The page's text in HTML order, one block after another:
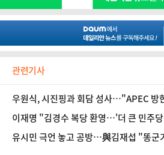
관련기사
우원식, 시진핑과 회담 성사…"APEC 방
이재명 "김경수 복당 환영…'더 큰 민주
유시민 극언 놓고 공방…與김재섭 "똥